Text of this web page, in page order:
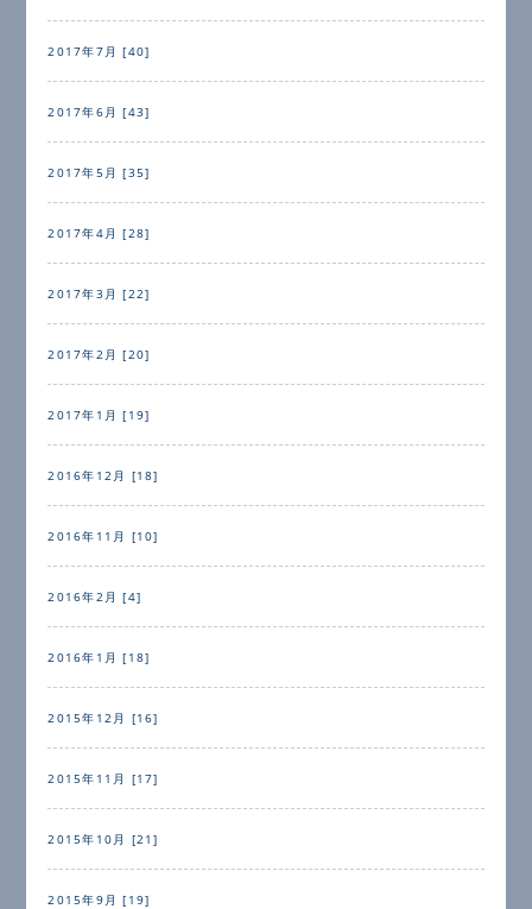
2017年7月 [40]
2017年6月 [43]
2017年5月 [35]
2017年4月 [28]
2017年3月 [22]
2017年2月 [20]
2017年1月 [19]
2016年12月 [18]
2016年11月 [10]
2016年2月 [4]
2016年1月 [18]
2015年12月 [16]
2015年11月 [17]
2015年10月 [21]
2015年9月 [19]